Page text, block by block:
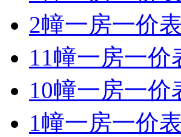
2幢一房一价表
11幢一房一价
10幢一房一价
1幢一房一价表